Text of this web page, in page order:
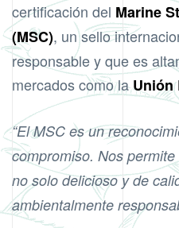
certificación del Marine
(MSC), un sello
responsable y que es
mercados como laUnión
“El MSC es un
compromiso. Nos
no solo delicioso y de
ambientalmente